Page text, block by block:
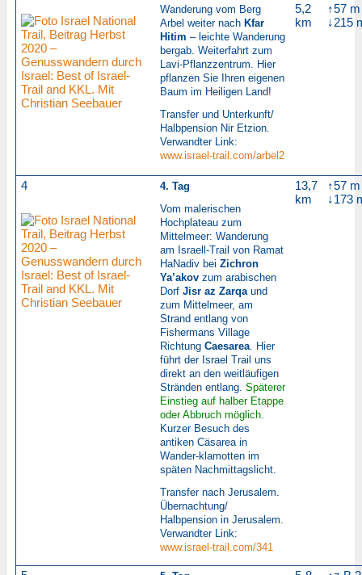
Wanderung vom Berg
Arbel weiter nach Kfar
Hitim – leichte Wanderung
bergab. Weiterfahrt zum
Lavi-Pflanzzentrum. Hier
pflanzen Sie Ihren eigenen
Baum im Heiligen Land!
Transfer und Unterkunft/
Halbpension Nir Etzion.
Verwandter Link:
www.israel-trail.com/arbel2
5,2
km
↑57 m
↓215
4
4. Tag
Vom malerischen
Hochplateau zum
Mittelmeer: Wanderung
am Israell-Trail von Ramat
HaNadiv bei Zichron
Ya’akovzum arabischen
Dorf Jisr az Zarqaund
zum Mittelmeer, am
Strand entlang von
Fishermans Village
Richtung Caesarea. Hier
führt der Israel Trail uns
direkt an den weitläufigen
Stränden entlang. Späterer
Einstieg auf halber Etappe
oder Abbruch möglich.
Kurzer Besuch des
antiken Cäsarea in
Wander-klamotten im
späten Nachmittagslicht.
Transfer nach Jerusalem.
Übernachtung/
Halbpension in Jerusalem.
Verwandter Link:
www.israel-trail.com/341
13,7
km
↑57 m
↓173